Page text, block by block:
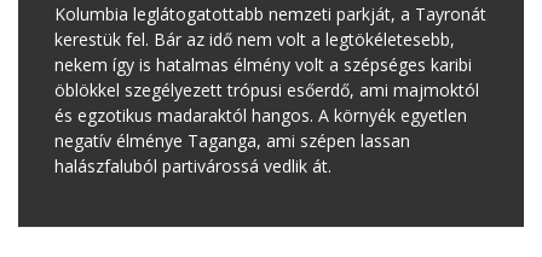
Kolumbia leglátogatottabb nemzeti parkját, a Tayronát
kerestük fel. Bár az idő nem volt a legtökéletesebb,
nekem így is hatalmas élmény volt a szépséges karibi
öblökkel szegélyezett trópusi esőerdő, ami majmoktól
és egzotikus madaraktól hangos. A környék egyetlen
negatív élménye Taganga, ami szépen lassan
halászfaluból partivárossá vedlik át.